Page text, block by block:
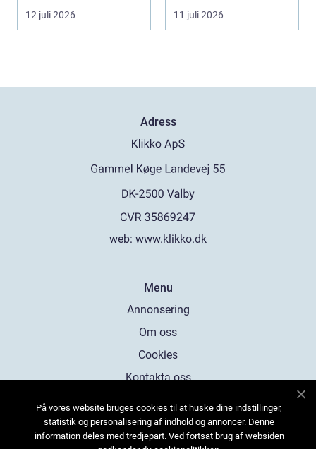
b...
12 juli 2026
på kort tid. Färger, yt...
11 juli 2026
Adress
web: www.klikko.dk
Menu
Annonsering
Om oss
Cookies
Kontakta oss
På vores website bruges cookies til at huske dine indstillinger,
statistik og personalisering af indhold og annoncer. Denne
information deles med tredjepart. Ved fortsat brug af websiden